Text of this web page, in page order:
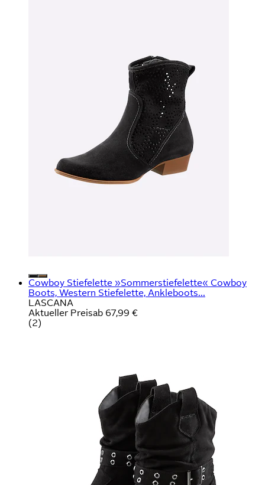
Cowboy Stiefelette »Sommerstiefelette« Cowboy
Boots, Western Stiefelette, Ankleboots...
LASCANA
Aktueller Preisab 67,99 €
(2)